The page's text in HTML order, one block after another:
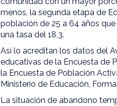
menos, la segunda etapa de
población de 25 a 64 años
una tasa del 18,3.
Así lo acreditan los datos del
educativas de la Encuesta de
la Encuesta de Población
Ministerio de Educación,
La situación de abandono